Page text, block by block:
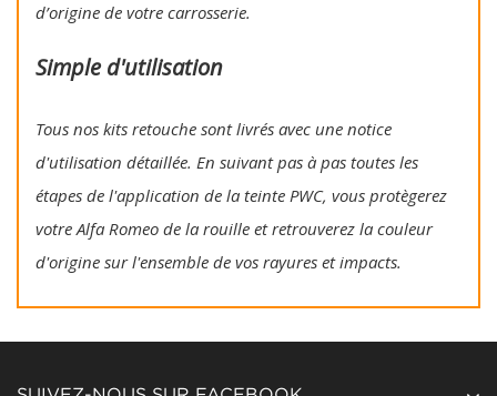
d’origine de votre carrosserie.
Simple d'utilisation
Tous nos kits retouche sont livrés avec une notice
d'utilisation détaillée. En suivant pas à pas toutes les
étapes de l'application de la teinte PWC, vous protègerez
votre Alfa Romeo de la rouille et retrouverez la couleur
d'origine sur l'ensemble de vos rayures et impacts.